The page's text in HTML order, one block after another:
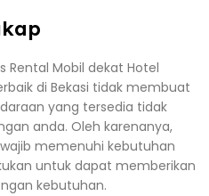
Rental Mobil dekat Hotel
di Bekasi tidak membuat
yang tersedia tidak
anda. Oleh karenanya,
memenuhi kebutuhan
untuk dapat memberikan
kebutuhan.